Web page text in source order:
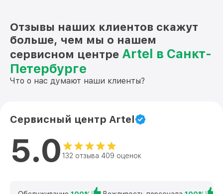
Отзывы наших клиентов скажут
больше, чем мы о нашем
сервисном центре Artel в Санкт-
Петербурге
Что о нас думают наши клиенты?
Сервисный центр Artel
5.0 132 отзыва 409 оценок